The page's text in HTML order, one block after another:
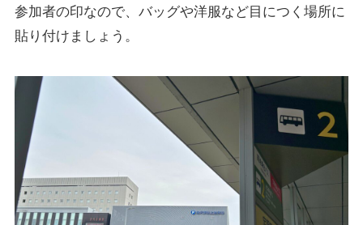
参加者の印なので、バッグや洋服など目につく場所に
貼り付けましょう。